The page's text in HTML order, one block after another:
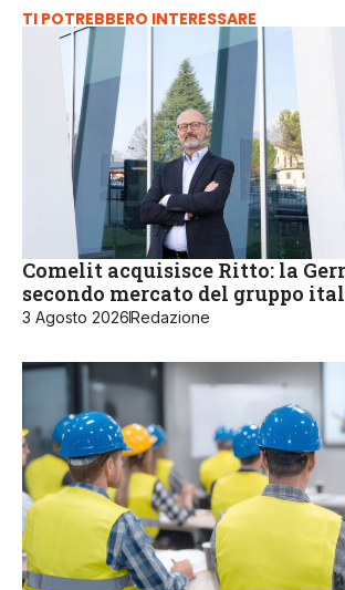
TI POTREBBERO INTERESSARE
Comelit acquisisce Ritto: la
secondo mercato del gruppo
3 Agosto 2026Redazione